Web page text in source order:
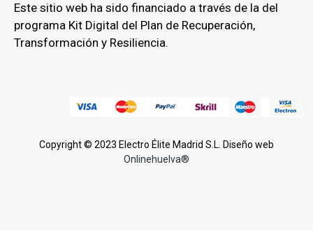
Este sitio web ha sido financiado a través de la del
programa Kit Digital del Plan de Recuperación,
Transformación y Resiliencia.
Copyright © 2023 Electro Élite Madrid S.L. Diseño web
Onlinehuelva®